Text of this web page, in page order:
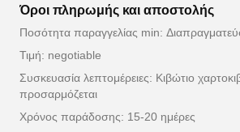
Όροι πληρωμής και αποστολής
Ποσότητα παραγγελίας min:
Τιμή: negotiable
Συσκευασία λεπτομέρειες: Κιβώτιο
προσαρμόζεται
Χρόνος παράδοσης: 15-20 ημέρες